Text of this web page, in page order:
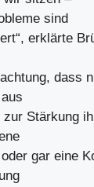
sind
erklärte
dass
zur Stärkung
gar eine